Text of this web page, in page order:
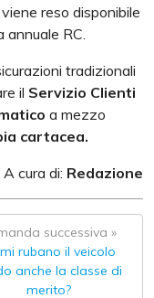
reso disponibile
RC.
tradizionali
il Servizio Clienti
a mezzo
cartacea.
A cura di: Redazione
successiva »
rubano il veicolo
anche la classe di
merito?